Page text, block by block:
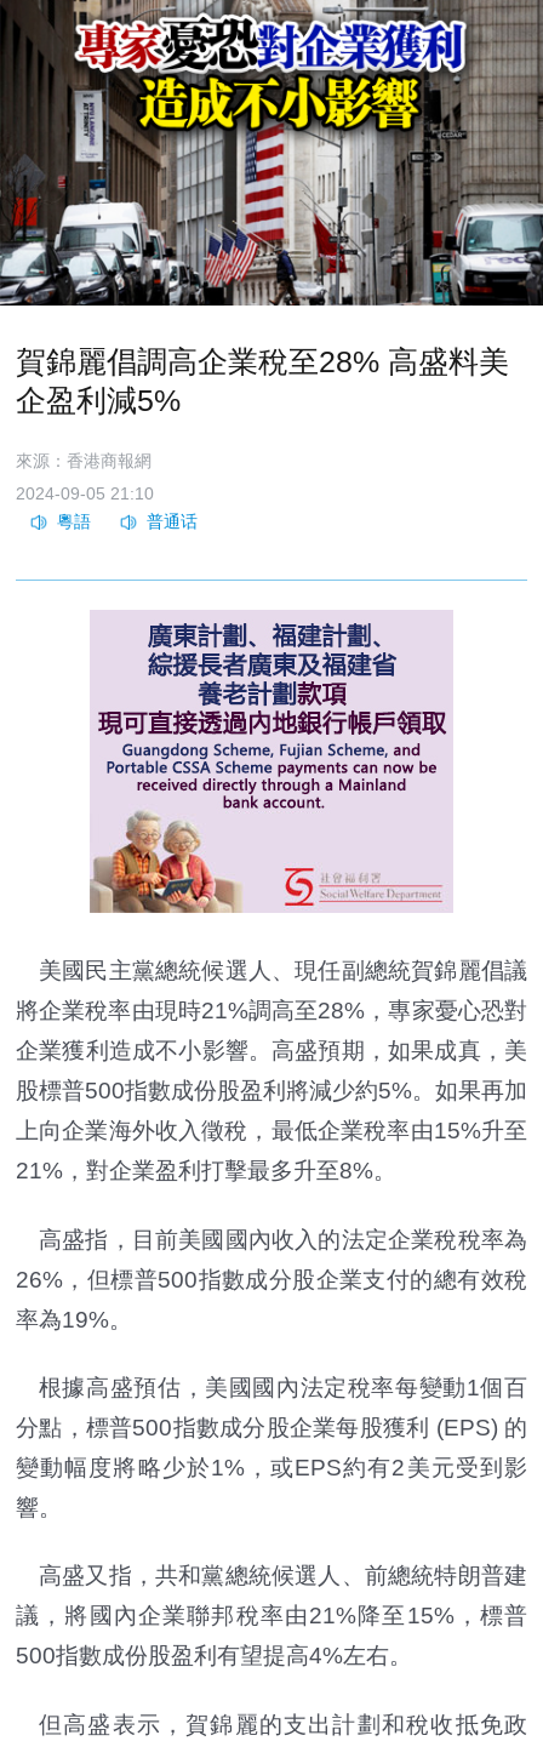
賀錦麗倡調高企業稅至28% 高盛料美
企盈利減5%
來源：香港商報網
2024-09-05 21:10
美國民主黨總統候選人、現任副總統賀錦麗倡議
將企業稅率由現時21%調高至28%，專家憂心恐對
企業獲利造成不小影響。高盛預期，如果成真，美
股標普500指數成份股盈利將減少約5%。如果再加
上向企業海外收入徵稅，最低企業稅率由15%升至
21%，對企業盈利打擊最多升至8%。
高盛指，目前美國國內收入的法定企業稅稅率為
26%，但標普500指數成分股企業支付的總有效稅
率為19%。
根據高盛預估，美國國內法定稅率每變動1個百
分點，標普500指數成分股企業每股獲利 (EPS) 的
變動幅度將略少於1%，或EPS約有2美元受到影
響。
高盛又指，共和黨總統候選人、前總統特朗普建
議，將國內企業聯邦稅率由21%降至15%，標普
500指數成份股盈利有望提高4%左右。
但高盛表示，賀錦麗的支出計劃和稅收抵免政